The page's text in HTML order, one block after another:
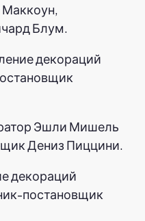
Блум.
декораций
Эшли Мишель
Дениз Пиццини.
декораций
постановщик